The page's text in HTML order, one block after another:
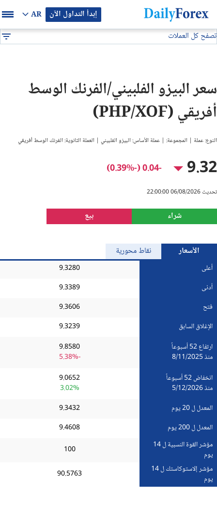
إبدأ التداول الآن AR
بيان إعلاني
تصفح كل العملات
GBP/USD
USD/JPY
USD/CAD
USD/CHF
Bitcoin/USD
المؤشرات
سعر البيزو الفلبيني/الفرنك الوسط
أفريقي (PHP/XOF)
النوع: عملة | المجموعة: | عملة الأساس: البيزو الفلبيني | العملة الثانوية: الفرنك الوسط أفريقي
9.32
-0.04 (-0.39%)
شراء بيع
تحديث 06/08/2026 22:00:00
الأسعار
أعلى
9.3280
أدنى
9.3389
فتح
9.3606
الإغلاق السابق
9.3239
ارتفاع 52 أسبوعاً
منذ 8/11/2025
9.8580
-5.38%
انخفاض 52 أسبوعاً
منذ 5/12/2026
9.0652
3.02%
المعدل ل 20 يوم
9.3432
المعدل ل 200 يوم
9.4608
مؤشر القوة النسبية ل 14
يوم
100
مؤشر إلاستوكاستك ل 14
يوم
90.5763
نقاط محورية